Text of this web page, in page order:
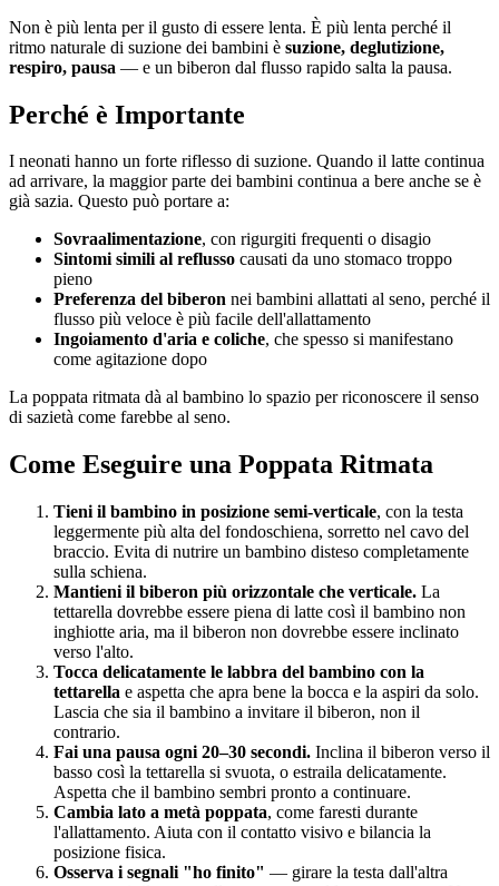
Non è più lenta per il gusto di essere lenta. È più lenta perché il
ritmo naturale di suzione dei bambini è suzione, deglutizione,
respiro, pausa — e un biberon dal flusso rapido salta la pausa.
Perché è Importante
I neonati hanno un forte riflesso di suzione. Quando il latte continua
ad arrivare, la maggior parte dei bambini continua a bere anche se è
già sazia. Questo può portare a:
Sovraalimentazione, con rigurgiti frequenti o disagio
Sintomi simili al reflusso causati da uno stomaco troppo
pieno
Preferenza del biberon nei bambini allattati al seno, perché il
flusso più veloce è più facile dell'allattamento
Ingoiamento d'aria e coliche, che spesso si manifestano
come agitazione dopo
La poppata ritmata dà al bambino lo spazio per riconoscere il senso
di sazietà come farebbe al seno.
Come Eseguire una Poppata Ritmata
Tieni il bambino in posizione semi-verticale, con la testa
leggermente più alta del fondoschiena, sorretto nel cavo del
braccio. Evita di nutrire un bambino disteso completamente
sulla schiena.
Mantieni il biberon più orizzontale che verticale. La
tettarella dovrebbe essere piena di latte così il bambino non
inghiotte aria, ma il biberon non dovrebbe essere inclinato
verso l'alto.
Tocca delicatamente le labbra del bambino con la
tettarella e aspetta che apra bene la bocca e la aspiri da solo.
Lascia che sia il bambino a invitare il biberon, non il
contrario.
Fai una pausa ogni 20–30 secondi. Inclina il biberon verso il
basso così la tettarella si svuota, o estraila delicatamente.
Aspetta che il bambino sembri pronto a continuare.
Cambia lato a metà poppata, come faresti durante
l'allattamento. Aiuta con il contatto visivo e bilancia la
posizione fisica.
Osserva i segnali "ho finito" — girare la testa dall'altra